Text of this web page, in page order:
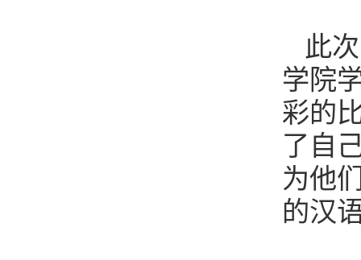
此
学院
彩的
了自
为他
的汉